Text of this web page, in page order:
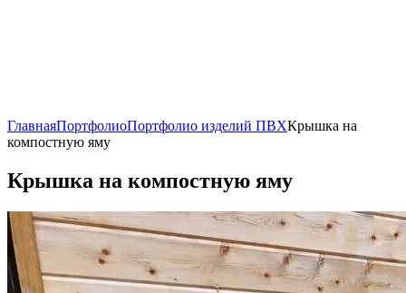
ГлавнаяПортфолиоПортфолио изделий ПВХКрышка на
компостную яму
Крышка на компостную яму